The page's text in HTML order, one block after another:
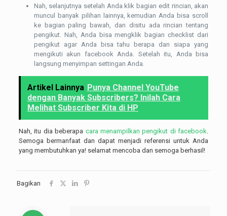
Nah, selanjutnya setelah Anda klik bagian edit rincian, akan
muncul banyak pilihan lainnya, kemudian Anda bisa scroll
ke bagian paling bawah, dan disitu ada rincian tentang
pengikut. Nah, Anda bisa mengklik bagian checklist dari
pengikut agar Anda bisa tahu berapa dan siapa yang
mengikuti akun facebook Anda. Setelah itu, Anda bisa
langsung menyimpan settingan Anda.
Artikel Lainnya Punya Channel YouTube
dengan Banyak Subscribers? Inilah Cara
Melihat Subscriber Kita di HP
Nah, itu dia beberapa cara menampilkan pengikut di facebook
Semoga bermanfaat dan dapat menjadi referensi untuk Anda
yang membutuhkan ya! selamat mencoba dan semoga berhasil!
Bagikan